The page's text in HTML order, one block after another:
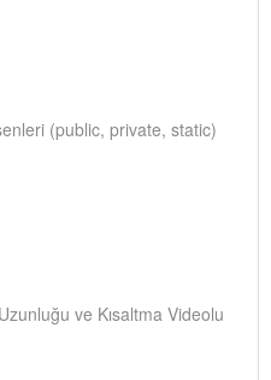
(public, private, static)
ve Kısaltma Videolu